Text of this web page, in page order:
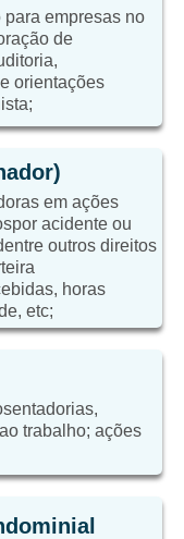
empresas no
de
orientações
em ações
acidente ou
outros direitos
horas
etc;
trabalho; ações